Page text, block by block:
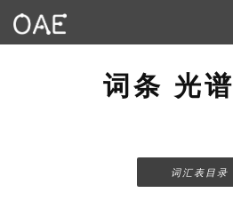
词条 光
词汇表目录